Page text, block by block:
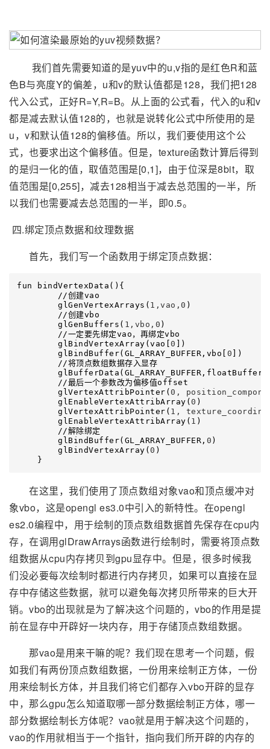
我们首先需要知道的是yuv中的u,v指的是红色R和蓝
色B与亮度Y的偏差，u和v的默认值都是128，我们把128
代入公式，正好R=Y,R=B。从上面的公式看，代入的u和v
都是减去默认值128的，也就是说转化公式中所使用的是
u，v和默认值128的偏移值。所以，我们要使用这个公
式，也要求出这个偏移值。但是，texture函数计算后得到
的是归一化的值，取值范围是[0,1]，由于位深是8bit，取
值范围是[0,255]，减去128相当于减去总范围的一半，所
以我们也需要减去总范围的一半，即0.5。
四.绑定顶点数据和纹理数据
首先，我们写一个函数用于绑定顶点数据：
fun bindVertexData(){
//创建vao
        glGenVertexArrays(
1,vao,0 )
//创建vbo
        glGenBuffers(
1,vbo,0 )
//一定要先绑定vao，再绑定vbo
        glBindVertexArray(vao[
0
])
        glBindBuffer(GL_ARRAY_BUFFER,vbo[
0 ])
//将顶点数组数据存入显存
//最后一个参数改为偏移值offset
        glVertexAttribPointer(
0,
        glEnableVertexAttribArray(
0 )
        glVertexAttribPointer(
1,
        glEnableVertexAttribArray(
1 )
//解除绑定
        glBindBuffer(GL_ARRAY_BUFFER,
0 )
        glBindVertexArray(
0 )
    }
在这里，我们使用了顶点数组对象vao和顶点缓冲对
象vbo，这是opengl es3.0中引入的新特性。在opengl
es2.0编程中，用于绘制的顶点数组数据首先保存在cpu内
存，在调用glDrawArrays函数进行绘制时，需要将顶点数
组数据从cpu内存拷贝到gpu显存中。但是，很多时候我
们没必要每次绘制时都进行内存拷贝，如果可以直接在显
存中存储这些数据，就可以避免每次拷贝所带来的巨大开
销。vbo的出现就是为了解决这个问题的，vbo的作用是提
前在显存中开辟好一块内存，用于存储顶点数组数据。
那vao是用来干嘛的呢？我们现在思考一个问题，假
如我们有两份顶点数组数据，一份用来绘制正方体，一份
用来绘制长方体，并且我们将它们都存入vbo开辟的显存
中，那么gpu怎么知道取哪一部分数据绘制正方体，哪一
部分数据绘制长方体呢？vao就是用于解决这个问题的，
vao的作用就相当于一个指针，指向我们所开辟的内存的